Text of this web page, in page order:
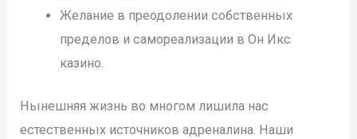
Желание в преодолении собственных
пределов и самореализации в Он Икс
казино.
Нынешняя жизнь во многом лишила нас
естественных источников адреналина. Наши